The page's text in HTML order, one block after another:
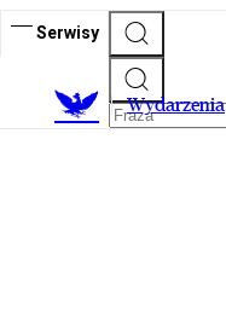
Serwisy
Wydarzenia